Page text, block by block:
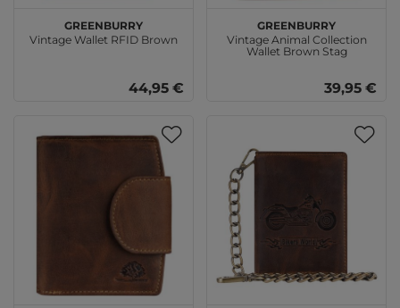
GREENBURRY
Vintage Wallet RFID Brown
44,95 €
GREENBURRY
Vintage Animal Collection
Wallet Brown Stag
39,95 €